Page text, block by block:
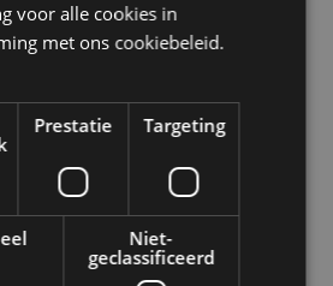
Het eerste
werd al in 1963
het Japanse bedrijf
Company.
voor alle cookies in
met ons cookiebeleid.
Prestatie Targeting
Niet-
geclassificeerd